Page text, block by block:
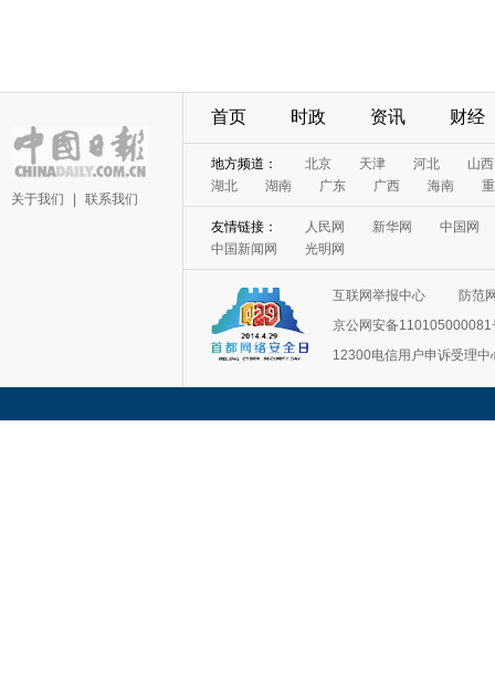
关于我们 联系我们
首页 时政 资讯 财经
地方频道： 北京 天津 河北
山西
湖北
湖南 广东 广西 海南
友情链接： 人民网 新华网
中国网
中国新闻网
光明网
互联网举报中心
防范
京公网安备110105000081
12300电信用户申诉受理中